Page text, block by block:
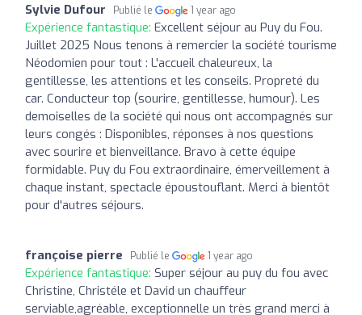
Sylvie Dufour Publié le 1 year ago
Expérience fantastique: Excellent séjour au Puy du Fou.
Juillet 2025 Nous tenons à remercier la société tourisme
Néodomien pour tout : L'accueil chaleureux, la
gentillesse, les attentions et les conseils. Propreté du
car. Conducteur top (sourire, gentillesse, humour). Les
demoiselles de la société qui nous ont accompagnés sur
leurs congés : Disponibles, réponses à nos questions
avec sourire et bienveillance. Bravo à cette équipe
formidable. Puy du Fou extraordinaire, émerveillement à
chaque instant, spectacle époustouflant. Merci à bientôt
pour d'autres séjours.
françoise pierre Publié le 1 year ago
Expérience fantastique: Super séjour au puy du fou avec
Christine, Christéle et David un chauffeur
serviable,agréable, exceptionnelle un très grand merci à